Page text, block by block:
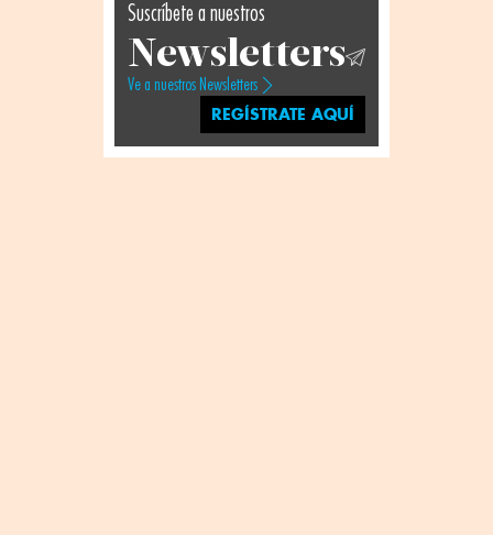
Suscríbete a nuestros
Newsletters
Ve a nuestros Newsletters
REGÍSTRATE AQUÍ